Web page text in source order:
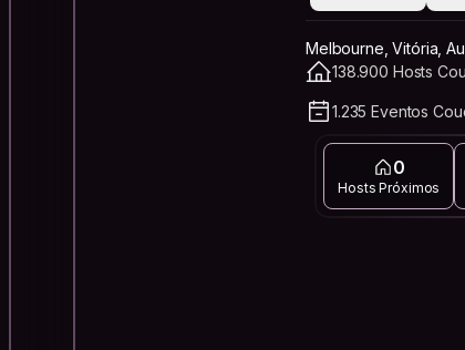
Melbourne, Vitória,
138.900 Hosts
1.235 Eventos
0
Hosts Próximos